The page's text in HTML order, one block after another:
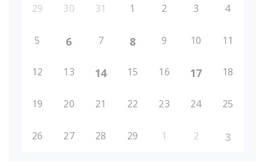
29 30 31 1 2 3 4
5 6 7 8 9 10 11
12 13 14 15 16 17 18
19 20 21 22 23 24 25
26 27 28 29 1 2 3